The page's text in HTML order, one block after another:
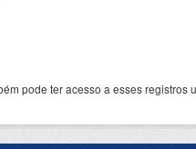
pode ter acesso a esses registros